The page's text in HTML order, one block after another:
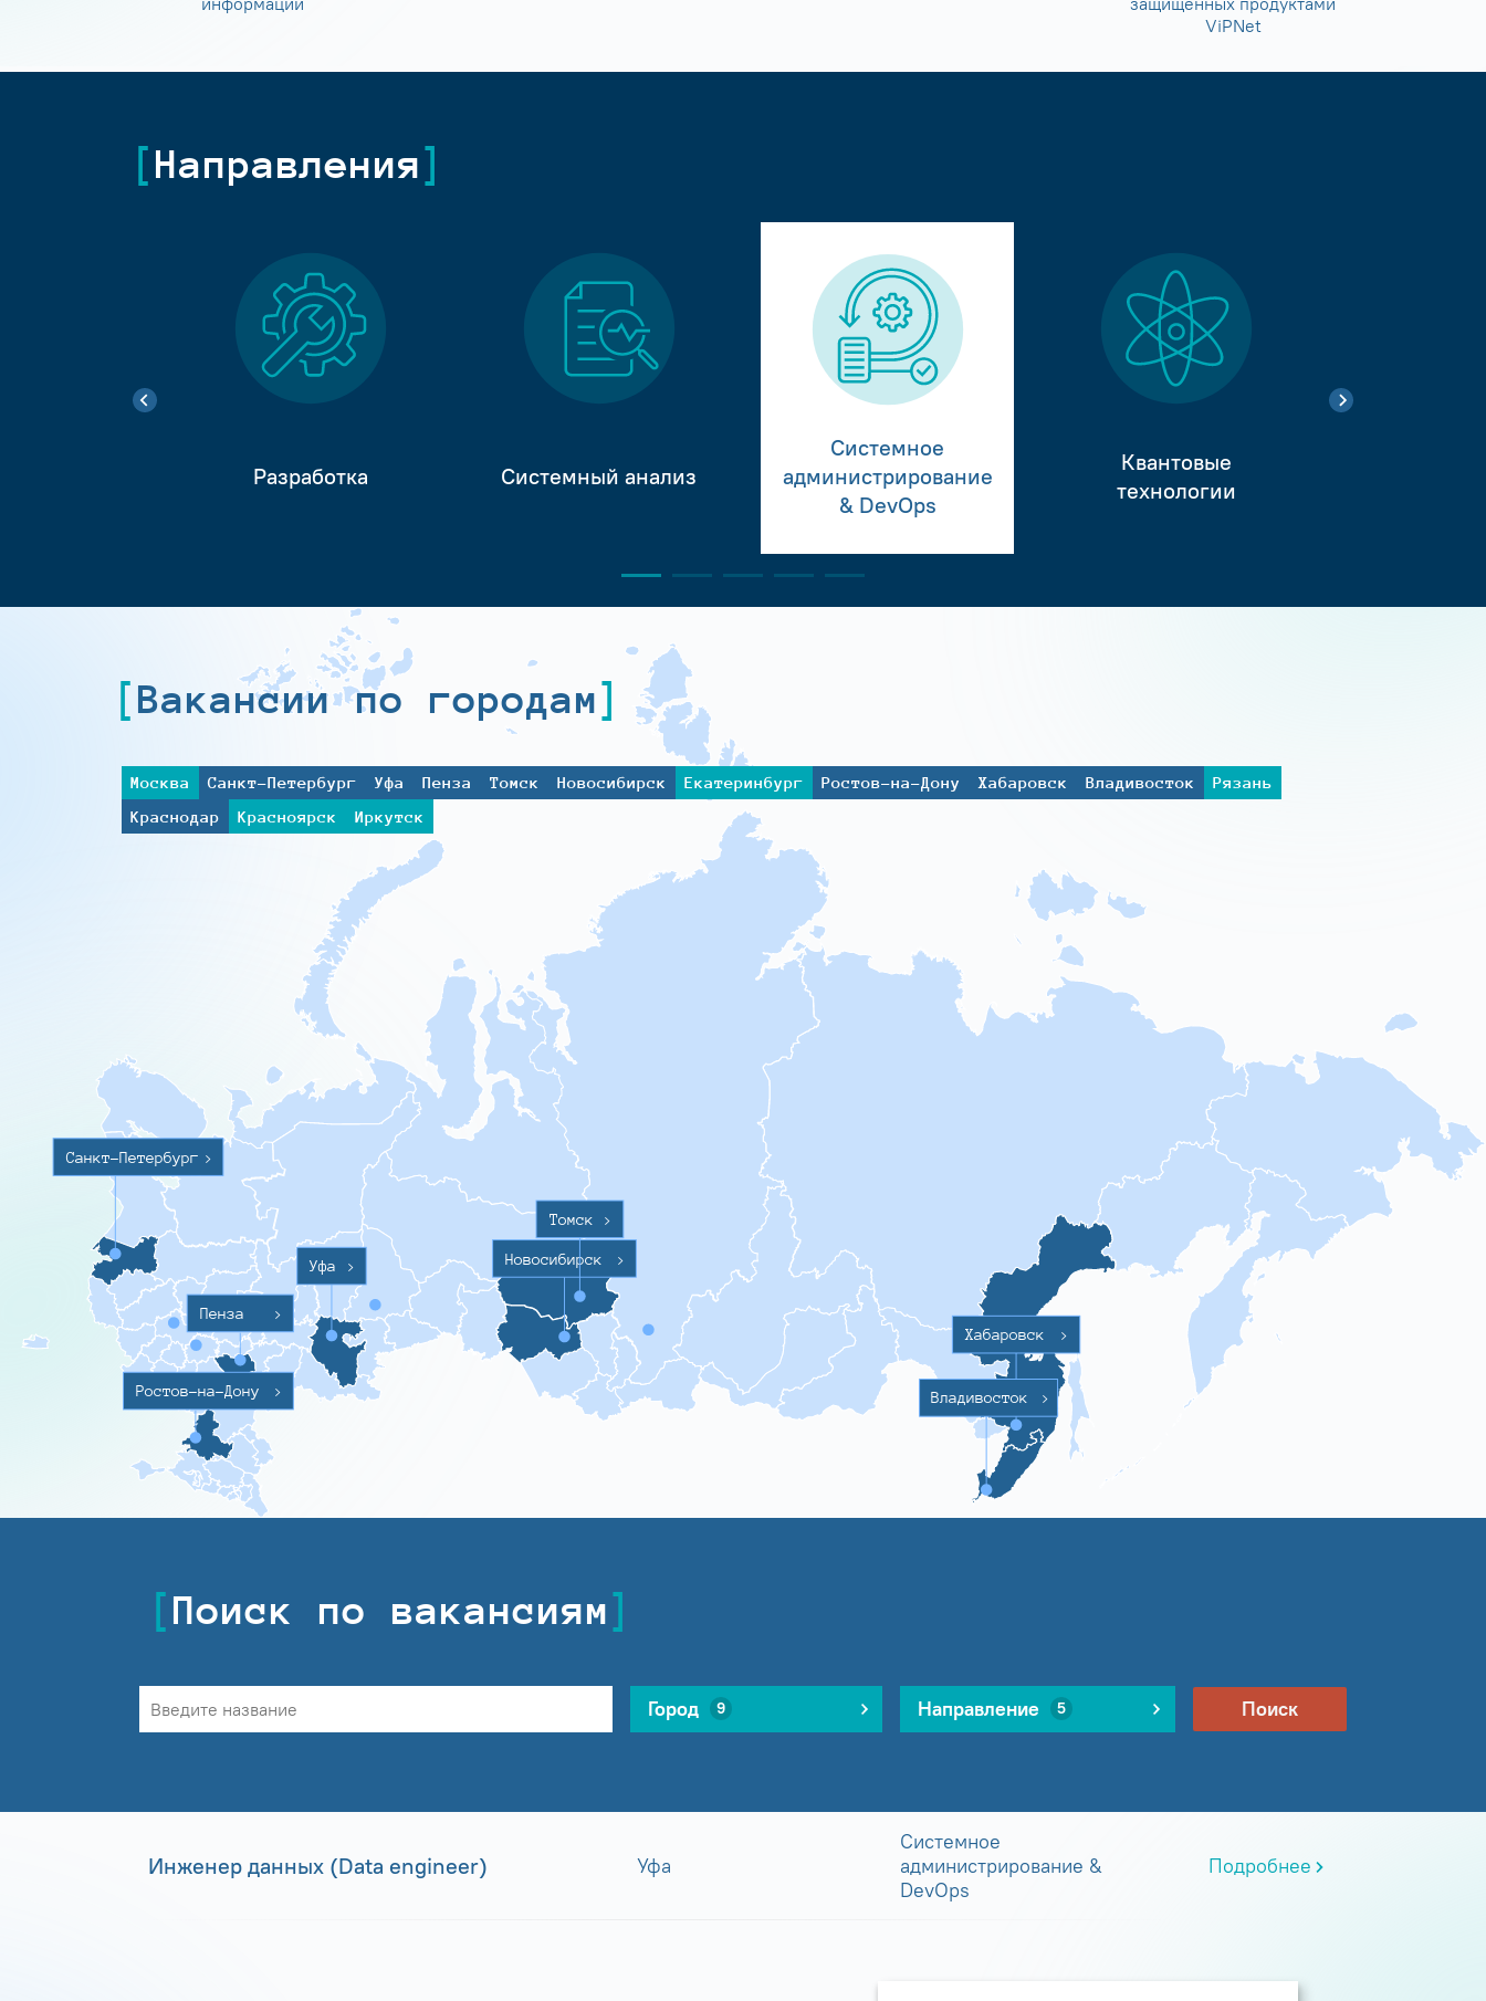
ViPNet
Направления
Разработка Системный анализ
Системное
администрирование
& DevOps
Квантовые
технологии
Вакансии по городам
Москва Санкт-Петербург Уфа Пенза Томск Новосибирск Екатеринбург Ростов-на-Дону Хабаровск Владивосток
Рязань
Краснодар
Красноярск Иркутск
Санкт-Петербург >
Ростов-на-Дону >
Пенза >
Уфа > Новосибирск >
Томск >
Хабаровск >
Владивосток >
Поиск по вакансиям
Город 9 Направление 5 Поиск
Инженер данных (Data engineer) Уфа
Системное
администрирование &
DevOps
Подробнее